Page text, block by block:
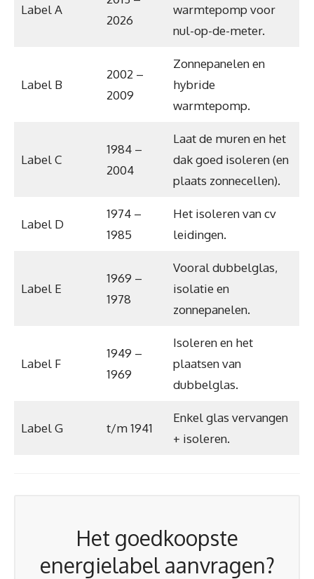
Label A
2026
warmtepomp voor
nul-op-de-meter.
Label B
2002 –
2009
Zonnepanelen en
hybride
warmtepomp.
Label C
1984 –
2004
Laat de muren en het
dak goed isoleren (en
plaats zonnecellen).
Label D
1974 –
1985
Het isoleren van cv
leidingen.
Label E
1969 –
1978
Vooral dubbelglas,
isolatie en
zonnepanelen.
Label F
1949 –
1969
Isoleren en het
plaatsen van
dubbelglas.
Label G t/m 1941
Enkel glas vervangen
+ isoleren.
Het goedkoopste
energielabel aanvragen?